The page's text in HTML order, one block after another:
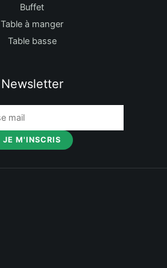
Buffet
Table à manger
Table basse
Newsletter
JE M'INSCRIS